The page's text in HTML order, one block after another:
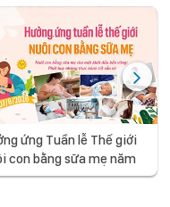
ứng Tuần lễ Thế giới
con bằng sữa mẹ năm